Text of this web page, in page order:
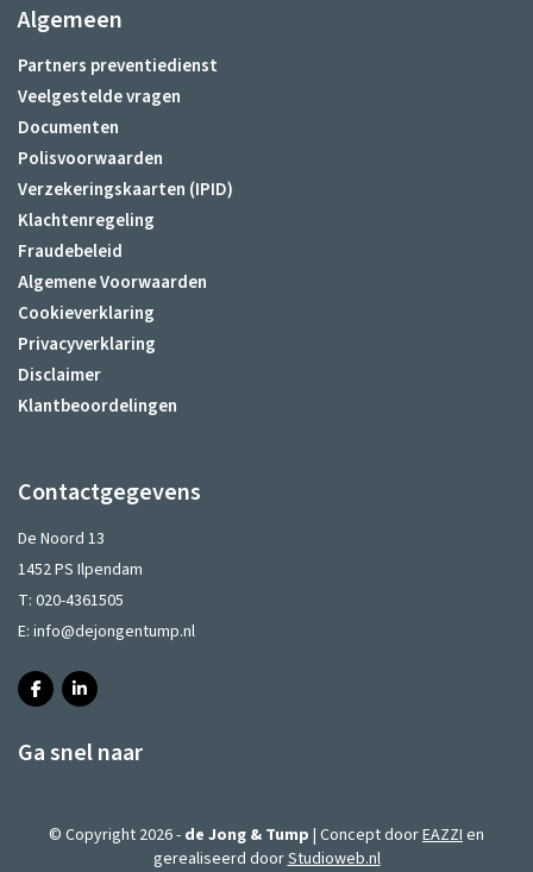
Algemeen
Partners preventiedienst
Veelgestelde vragen
Documenten
Polisvoorwaarden
Verzekeringskaarten (IPID)
Klachtenregeling
Fraudebeleid
Algemene Voorwaarden
Cookieverklaring
Privacyverklaring
Disclaimer
Klantbeoordelingen
Contactgegevens
De Noord 13
1452 PS Ilpendam
T: 020-4361505
E: info@dejongentump.nl
Ga snel naar
© Copyright 2026 - de Jong & Tump | Concept doorEAZZIen
gerealiseerd doorStudioweb.nl